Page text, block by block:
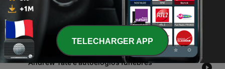
382 - Comentários de notícias, Capitalismo selvagem,
objetos e comida e javalis nas praias
Neste episódio, os apresentadores partilham diversas irritações do quotidiano, desde a falta de cortesia em celebrações e o uso de informações tendenciosas nas redes sociais até ao julgamento sobre procedimentos estéticos e o uso de medicamentos. A conversa aborda também temas sociais como a mercantilização das praias na Europa, o impacto do turismo excessivo e a presença de javalis em zonas costeiras. A discussão transita ainda por reflexões pessoais sobre gastronomia, comparando a qualidade da doçaria entre o Porto e Lisboa, e termina com desabafos humorísticos sobre hábitos de consumo e tradições alimentares.
31 juil. 2026
381 - Mais 'outdoorismo', o filme 'A Odisseia', aviões,
Andrew Tate e autoelogios fúnebres
TELECHARGER APP